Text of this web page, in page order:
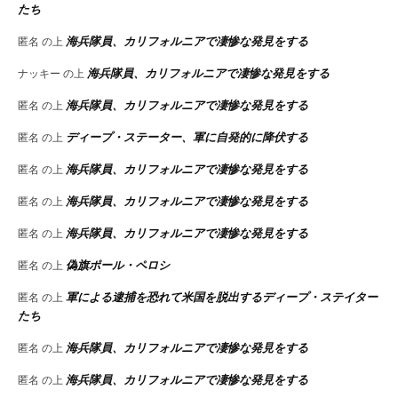
たち
匿名 の上 海兵隊員、カリフォルニアで凄惨な発見をする
ナッキー の上 海兵隊員、カリフォルニアで凄惨な発見をする
匿名 の上 海兵隊員、カリフォルニアで凄惨な発見をする
匿名 の上 ディープ・ステーター、軍に自発的に降伏する
匿名 の上 海兵隊員、カリフォルニアで凄惨な発見をする
匿名 の上 海兵隊員、カリフォルニアで凄惨な発見をする
匿名 の上 海兵隊員、カリフォルニアで凄惨な発見をする
匿名 の上 偽旗ポール・ペロシ
匿名 の上軍による逮捕を恐れて米国を脱出するディープ・ステイター
たち
匿名 の上 海兵隊員、カリフォルニアで凄惨な発見をする
匿名 の上 海兵隊員、カリフォルニアで凄惨な発見をする